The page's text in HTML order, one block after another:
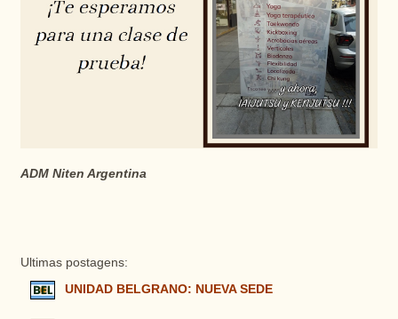
ADM Niten Argentina
Ultimas postagens:
UNIDAD BELGRANO: NUEVA SEDE